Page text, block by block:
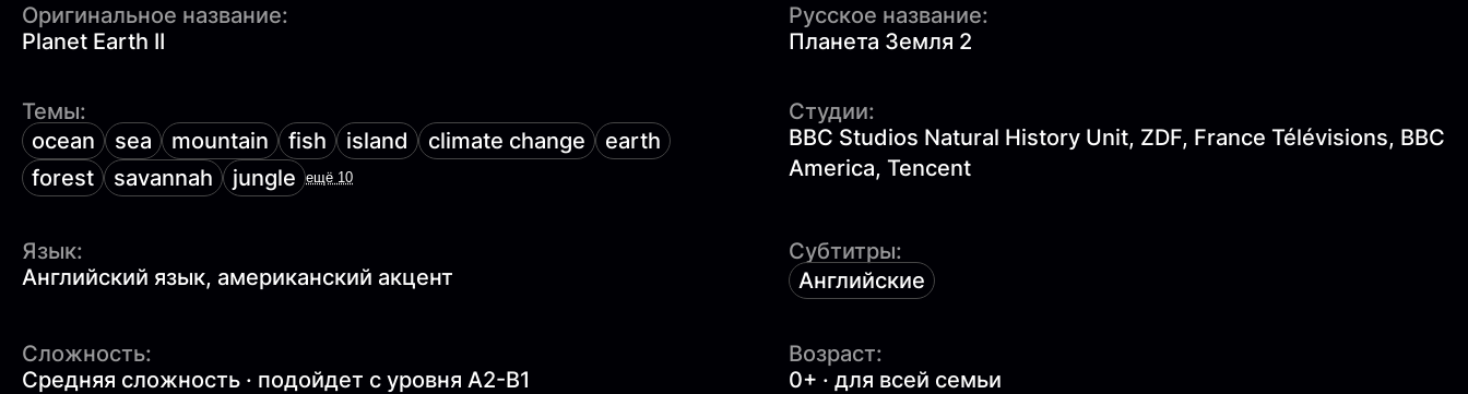
Оригинальное название:
Planet Earth II
Русское название:
Планета Земля 2
Темы:
ocean
sea mountain fish island climate change
earth
forest
savannah jungle ещё 10
Студии:
BBC Studios Natural History Unit, ZDF, France Télévisions, BBC
America, Tencent
Язык:
Английский язык, американский акцент
Субтитры:
Английские
Сложность:
Средняя сложность · подойдет с уровня A2-B1
Возраст:
0+ · для всей семьи